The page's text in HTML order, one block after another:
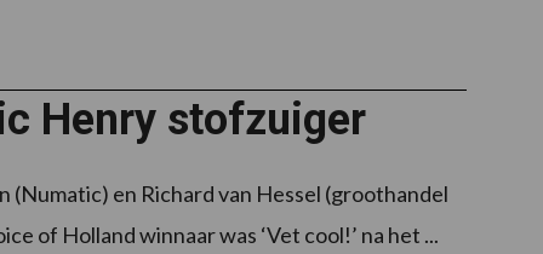
Henry stofzuiger
(Numatic) en Richard van Hessel (groothandel
of Holland winnaar was ‘Vet cool!’ na het ...